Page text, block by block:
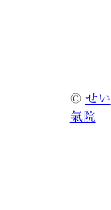
© せい
氣院